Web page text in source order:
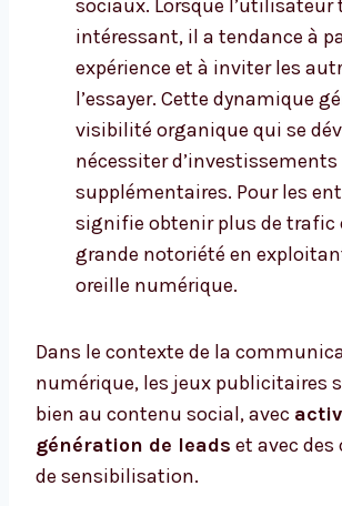
sociaux. Lorsque l’utilisateur
intéressant, il a tendance à
expérience et à inviter les
l’essayer. Cette dynamique
visibilité organique qui se
nécessiter
supplémentaires. Pour les
signifie obtenir plus de trafic
grande notoriété en
oreille numérique.
Dans le contexte de la
numérique, les jeux publicitaires
bien au contenu social, avec
génération de leads et avec
de sensibilisation.